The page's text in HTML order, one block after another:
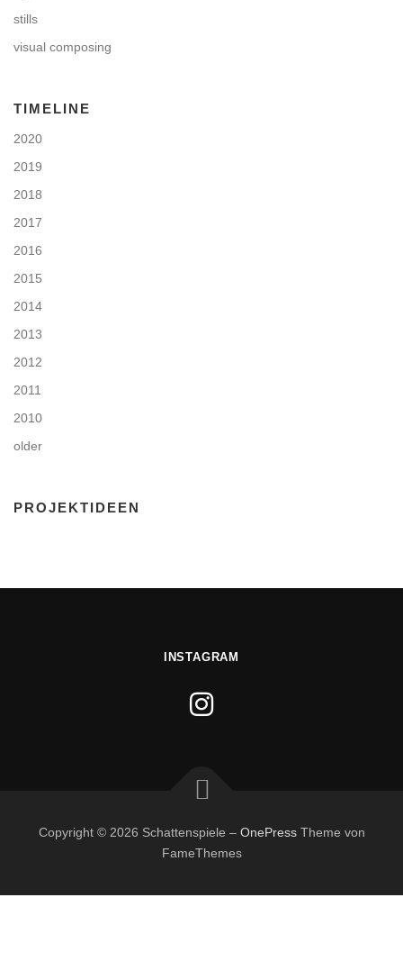
stills
visual composing
TIMELINE
2020
2019
2018
2017
2016
2015
2014
2013
2012
2011
2010
older
PROJEKTIDEEN
INSTAGRAM
Copyright © 2026 Schattenspiele – OnePressTheme von
FameThemes